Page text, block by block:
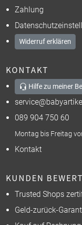
Zahlung
Widerruf erklären
KONTAKT
Hilfe zu meiner
089 904 750 60
Montag bis Freitag
Kontakt
KUNDEN
Trusted Shops
Geld-zurück-